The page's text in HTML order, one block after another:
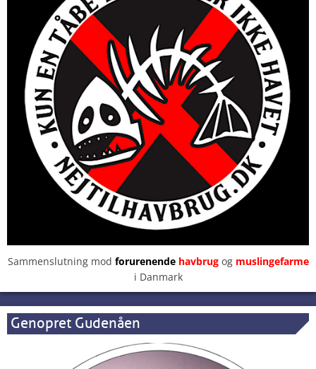
Sammenslutning mod forurenendehavbrugog muslingefarme
i Danmark
Genopret Gudenåen